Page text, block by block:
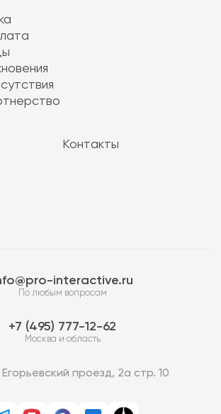
Контакты
interactive.ru
По любым вопросам
7 (495) 777-12-62
Москва и область
проезд, 2а стр. 10